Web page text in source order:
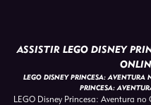
ASSISTIR LEGO DISNEY
LEGO DISNEY PRINCESA:
PRINCESA:
LEGO Disney Princesa: Aventura